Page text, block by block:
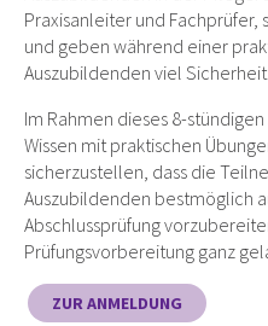
Praxisanleiter und Fachprüfer,
und geben während einer
Auszubildenden viel Sicherheit.
Im Rahmen dieses 8-
Wissen mit praktischen
sicherzustellen, dass die
Auszubildenden bestmöglich
Abschlussprüfung
Prüfungsvorbereitung ganz
ZUR ANMELDUNG